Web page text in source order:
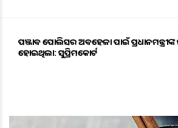
ପଞ୍ଜାବ ପୋଲିସର ଅବହେଳା ପାଇଁ ପ୍ରଧାନମନ୍ତ୍ରୀଙ୍କ
ହୋଇଥିଲା: ସୁପ୍ରିମକୋର୍ଟ